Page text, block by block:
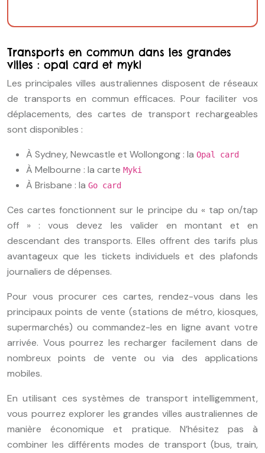
Transports en commun dans les grandes
villes : opal card et myki
Les principales villes australiennes disposent de réseaux
de transports en commun efficaces. Pour faciliter vos
déplacements, des cartes de transport rechargeables
sont disponibles :
À Sydney, Newcastle et Wollongong : la Opal card
À Melbourne : la carte Myki
À Brisbane : la Go card
Ces cartes fonctionnent sur le principe du « tap on/tap
off » : vous devez les valider en montant et en
descendant des transports. Elles offrent des tarifs plus
avantageux que les tickets individuels et des plafonds
journaliers de dépenses.
Pour vous procurer ces cartes, rendez-vous dans les
principaux points de vente (stations de métro, kiosques,
supermarchés) ou commandez-les en ligne avant votre
arrivée. Vous pourrez les recharger facilement dans de
nombreux points de vente ou via des applications
mobiles.
En utilisant ces systèmes de transport intelligemment,
vous pourrez explorer les grandes villes australiennes de
manière économique et pratique. N’hésitez pas à
combiner les différents modes de transport (bus, train,